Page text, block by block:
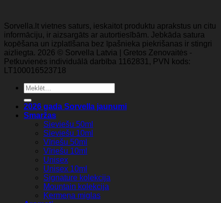
Sorvella.lt vietnes saturs, ieskaitot produktu aprakstus un citu
informāciju, ir aizsargāts ar autortiesībām. Jebkāda satura
kopēšana un izplatīšana bez īpašnieka piekrišanas ir stingri
aizliegta. 2026 © Sorvella Latvia | Gretos Zenovaitės -
Petkuvienės individuālā darbība 1162831, PVN kods:
LT100016523718
Meklēt:
2026 gada Sorvella jaunumi
Smaržas
Sieviešu 50ml
Sieviešu 10ml
Vīriešu 50ml
Vīriešu 10ml
Unisex
Unisex 10ml
Signature kolekcija
Mountain kolekcija
Ķermeņa miglas